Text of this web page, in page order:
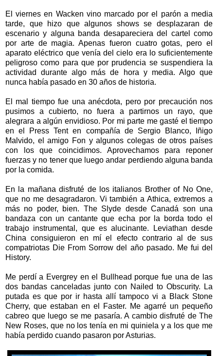
El viernes en Wacken vino marcado por el parón a media
tarde, que hizo que algunos shows se desplazaran de
escenario y alguna banda desapareciera del cartel como
por arte de magia. Apenas fueron cuatro gotas, pero el
aparato eléctrico que venía del cielo era lo suficientemente
peligroso como para que por prudencia se suspendiera la
actividad durante algo más de hora y media. Algo que
nunca había pasado en 30 años de historia.
El mal tiempo fue una anécdota, pero por precaución nos
pusimos a cubierto, no fuera a partirnos un rayo, que
alegrara a algún envidioso. Por mi parte me gasté el tiempo
en el Press Tent en compañía de Sergio Blanco, Iñigo
Malvido, el amigo Fon y algunos colegas de otros países
con los que coincidimos. Aprovechamos para reponer
fuerzas y no tener que luego andar perdiendo alguna banda
por la comida.
En la mañana disfruté de los italianos Brother of No One,
que no me desagradaron. Vi también a Athica, extremos a
más no poder, bien. The Slyde desde Canadá son una
bandaza con un cantante que echa por la borda todo el
trabajo instrumental, que es alucinante. Leviathan desde
China consiguieron en mí el efecto contrario al de sus
compatriotas Die From Sorrow del año pasado. Me fui del
History.
Me perdí a Evergrey en el Bullhead porque fue una de las
dos bandas canceladas junto con Nailed to Obscurity. La
putada es que por ir hasta allí tampoco vi a Black Stone
Cherry, que estaban en el Faster. Me agarré un pequeño
cabreo que luego se me pasaría. A cambio disfruté de The
New Roses, que no los tenía en mi quiniela y a los que me
había perdido cuando pasaron por Asturias.